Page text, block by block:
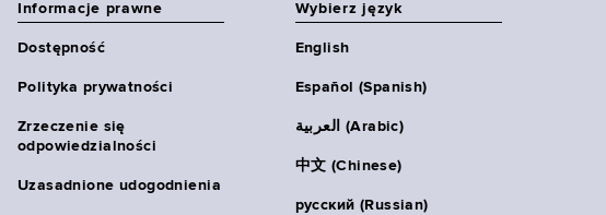
Informacje prawne
Dostępność
Polityka prywatności
Zrzeczenie się
odpowiedzialności
Uzasadnione udogodnienia
Wybierz język
English
Español (Spanish)
العربية (Arabic)
中文 (Chinese)
русский (Russian)